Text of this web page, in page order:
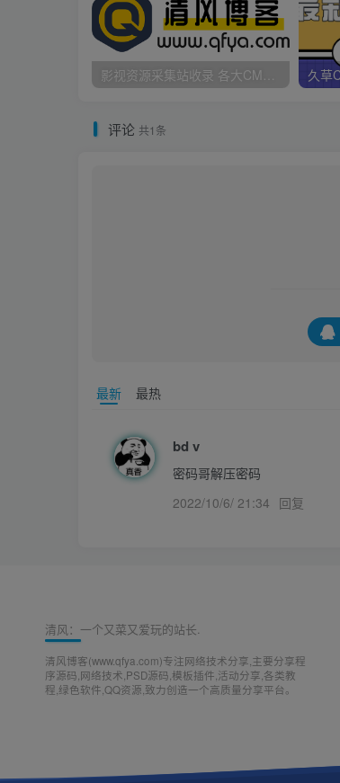
影视资源采集站收录 各大CMS采集资源站网址合集
评论 共1条
最新 最热
bd v
密码哥解压密码
2022/10/6/ 21:34 回复
清风：一个又菜又爱玩的站长.
清风博客(www.qfya.com)专注网络技术分享,主要分享程
序源码,网络技术,PSD源码,模板插件,活动分享,各类教
程,绿色软件,QQ资源,致力创造一个高质量分享平台。